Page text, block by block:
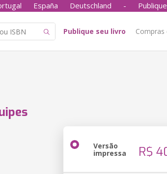
España Deutschland -
Publique seu livro Compras
Versão
impressa R$